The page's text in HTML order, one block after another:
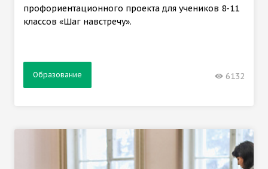
профориентационного проекта для учеников 8-11
классов «Шаг навстречу».
Образование 6132